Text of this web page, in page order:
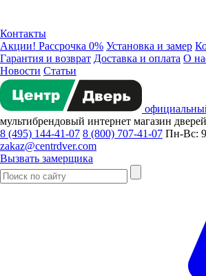
Контакты
Акции! Рассрочка 0% Установка и замер
Гарантия и возврат Доставка и оплата О
Новости Статьи
мультибрендовый интернет магазин
8 (495) 144-41-07 8 (800) 707-41-07 Пн-Вс:
zakaz@centrdver.com
Вызвать замерщика